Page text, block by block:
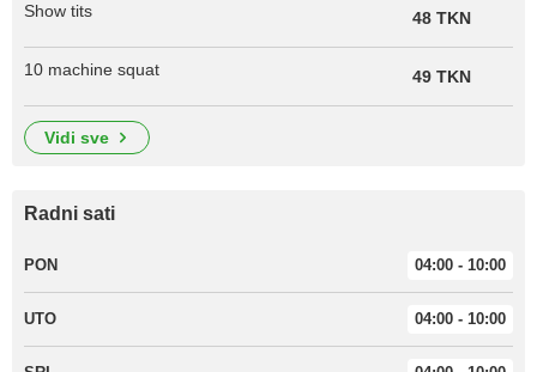
Show tits 48 TKN
10 machine squat 49 TKN
vidi sve
Radni sati
PON 04:00 - 10:00
UTO 04:00 - 10:00